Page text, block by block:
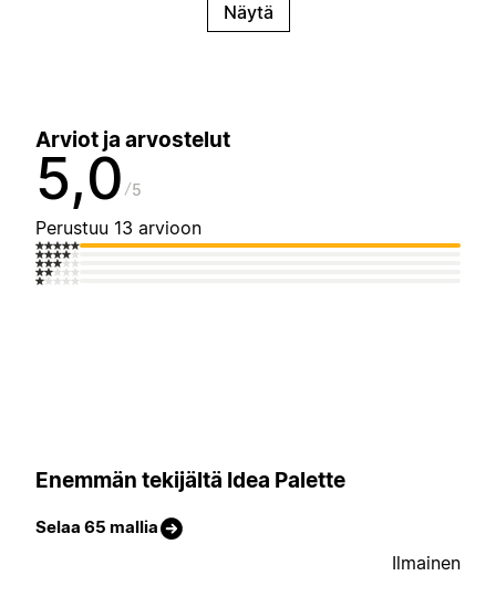
Näytä
Arviot ja arvostelut
5,0 5
Perustuu 13 arvioon
Enemmän tekijältä Idea Palette
Selaa 65 mallia
Ilmainen